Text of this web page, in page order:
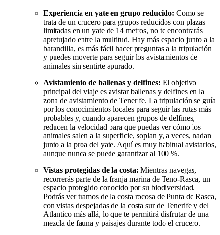
Experiencia en yate en grupo reducido: Como se
trata de un crucero para grupos reducidos con plazas
limitadas en un yate de 14 metros, no te encontrarás
apretujado entre la multitud. Hay más espacio junto a la
barandilla, es más fácil hacer preguntas a la tripulación
y puedes moverte para seguir los avistamientos de
animales sin sentirte apurado.
Avistamiento de ballenas y delfines: El objetivo
principal del viaje es avistar ballenas y delfines en la
zona de avistamiento de Tenerife. La tripulación se guía
por los conocimientos locales para seguir las rutas más
probables y, cuando aparecen grupos de delfines,
reducen la velocidad para que puedas ver cómo los
animales salen a la superficie, soplan y, a veces, nadan
junto a la proa del yate. Aquí es muy habitual avistarlos,
aunque nunca se puede garantizar al 100 %.
Vistas protegidas de la costa: Mientras navegas,
recorrerás parte de la franja marina de Teno-Rasca, un
espacio protegido conocido por su biodiversidad.
Podrás ver tramos de la costa rocosa de Punta de Rasca,
con vistas despejadas de la costa sur de Tenerife y del
Atlántico más allá, lo que te permitirá disfrutar de una
mezcla de fauna y paisajes durante todo el crucero.